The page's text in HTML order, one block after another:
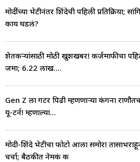
मोदींच्या भेटीनंतर शिंदेची पहिली प्रतिक्रिया;
काय घडलं?
शेतकऱ्यांसाठी मोठी खुशखबर! कर्जमाफीचा
जमा; 6.22 लाख....
Gen Z ला गटर पिढी म्हणणाऱ्या कंगना
यू-टर्न! म्हणाल्या...
मोदी-शिंदे भेटीचा फोटो आला समोर!
चर्चा; बैठकीत नेमकं क